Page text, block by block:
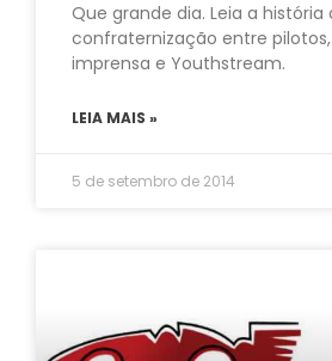
Que grande dia. Leia a história
confraternização entre
imprensa e Youthstream.
LEIA MAIS »
5 de setembro de 2014